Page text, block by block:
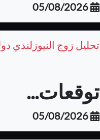
05/08/2026
تحليل زوج النيوزلندي
توقعات...
05/08/2026